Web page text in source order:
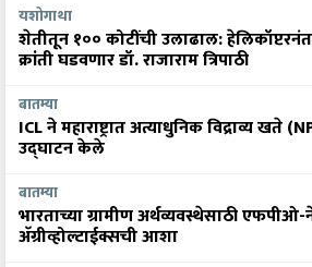
यशोगाथा
शेतीतून १०० कोटींची उलाढाल:
क्रांती घडवणार डॉ. राजाराम त्रिपाठी
बातम्या
ICL ने महाराष्ट्रात अत्याधुनिक विद्राव्य खते
उद्घाटन केले
बातम्या
भारताच्या ग्रामीण अर्थव्यवस्थेसाठी
अ‍ॅग्रीव्होल्टाईक्सची आशा